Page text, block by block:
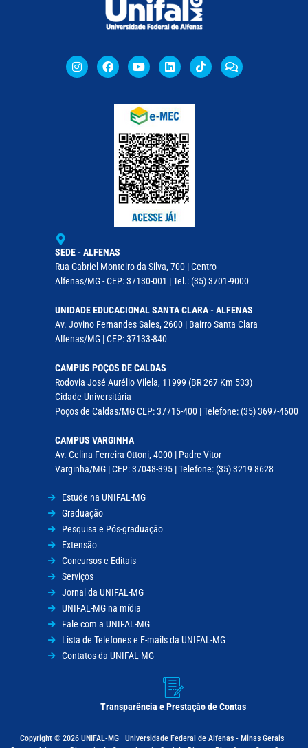
SEDE - ALFENAS
Rua Gabriel Monteiro da Silva, 700 | Centro
Alfenas/MG - CEP: 37130-001 | Tel.: (35) 3701-9000
UNIDADE EDUCACIONAL SANTA CLARA - ALFENAS
Av. Jovino Fernandes Sales, 2600 | Bairro Santa Clara
Alfenas/MG | CEP: 37133-840
CAMPUS POÇOS DE CALDAS
Rodovia José Aurélio Vilela, 11999 (BR 267 Km 533)
Cidade Universitária
Poços de Caldas/MG CEP: 37715-400 | Telefone: (35) 3697-4600
CAMPUS VARGINHA
Av. Celina Ferreira Ottoni, 4000 | Padre Vitor
Varginha/MG | CEP: 37048-395 | Telefone: (35) 3219 8628
Estude na UNIFAL-MG
Graduação
Pesquisa e Pós-graduação
Extensão
Concursos e Editais
Serviços
Jornal da UNIFAL-MG
UNIFAL-MG na mídia
Fale com a UNIFAL-MG
Lista de Telefones e E-mails da UNIFAL-MG
Contatos da UNIFAL-MG
Transparência e Prestação de Contas
Copyright © 2026 UNIFAL-MG | Universidade Federal de Alfenas - Minas Gerais |